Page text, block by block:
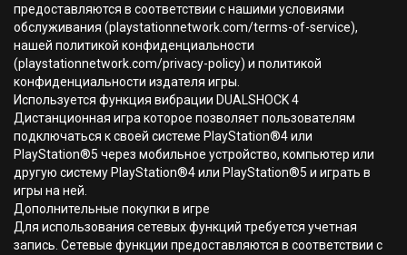
предоставляются в соответствии с нашими условиями
обслуживания (playstationnetwork.com/terms-of-service),
нашей политикой конфиденциальности
(playstationnetwork.com/privacy-policy) и политикой
конфиденциальности издателя игры.
Используется функция вибрации DUALSHOCK 4
Дистанционная игра которое позволяет пользователям
подключаться к своей системе PlayStation®4 или
PlayStation®5 через мобильное устройство, компьютер или
другую систему PlayStation®4 или PlayStation®5 и играть в
игры на ней.
Дополнительные покупки в игре
Для использования сетевых функций требуется учетная
запись. Сетевые функции предоставляются в соответствии с